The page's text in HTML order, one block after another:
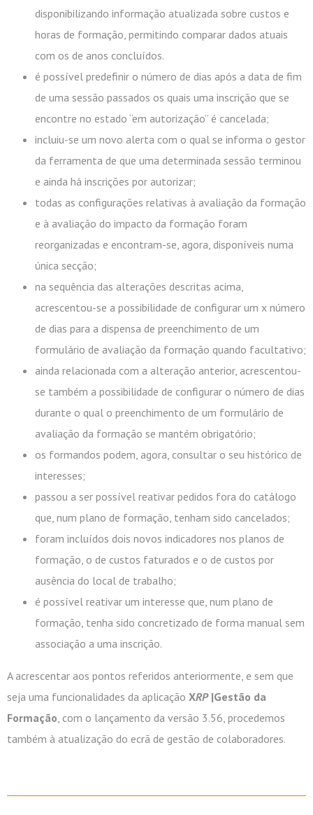
disponibilizando informação atualizada sobre custos e
horas de formação, permitindo comparar dados atuais
com os de anos concluídos.
é possível predefinir o número de dias após a data de fim
de uma sessão passados os quais uma inscrição que se
encontre no estado “em autorização” é cancelada;
incluiu-se um novo alerta com o qual se informa o gestor
da ferramenta de que uma determinada sessão terminou
e ainda há inscrições por autorizar;
todas as configurações relativas à avaliação da formação
e à avaliação do impacto da formação foram
reorganizadas e encontram-se, agora, disponíveis numa
única secção;
na sequência das alterações descritas acima,
acrescentou-se a possibilidade de configurar um x número
de dias para a dispensa de preenchimento de um
formulário de avaliação da formação quando facultativo;
ainda relacionada com a alteração anterior, acrescentou-
se também a possibilidade de configurar o número de dias
durante o qual o preenchimento de um formulário de
avaliação da formação se mantém obrigatório;
os formandos podem, agora, consultar o seu histórico de
interesses;
passou a ser possível reativar pedidos fora do catálogo
que, num plano de formação, tenham sido cancelados;
foram incluídos dois novos indicadores nos planos de
formação, o de custos faturados e o de custos por
ausência do local de trabalho;
é possível reativar um interesse que, num plano de
formação, tenha sido concretizado de forma manual sem
associação a uma inscrição.
A acrescentar aos pontos referidos anteriormente, e sem que
seja uma funcionalidades da aplicação XRP|Gestão da
Formação, com o lançamento da versão 3.56, procedemos
também à atualização do ecrã de gestão de colaboradores.